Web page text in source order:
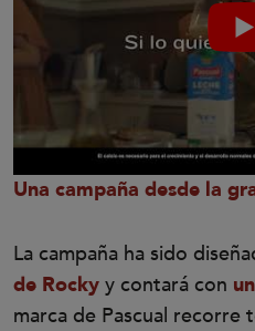
Una campaña desde la
La campaña ha sido
de Rocky y contará con
marca de Pascual recorre